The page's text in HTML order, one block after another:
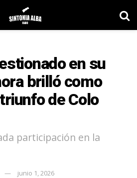
en su
brilló como
de Colo
participación en la
junio 1, 2026